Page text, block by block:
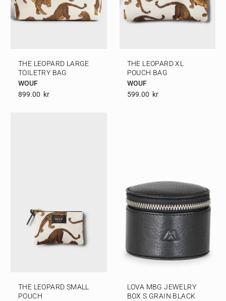
THE LEOPARD LARGE
TOILETRY BAG
WOUF
899.00 Kr
THE LEOPARD XL
POUCH BAG
WOUF
599.00 Kr
THE LEOPARD SMALL
POUCH
LOVA MBG JEWELRY
BOX S GRAIN BLACK